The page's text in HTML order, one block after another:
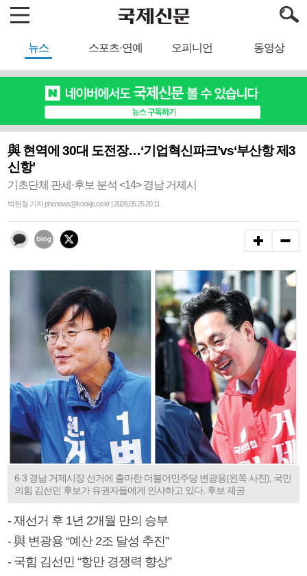
뉴스 스포츠·연예 오피니언 동영상
與 현역에 30대 도전장…‘기업혁신파크’vs‘부산항 제3
신항’
기초단체 판세·후보 분석 <14> 경남 거제시
박현철 기자 phcnews@kookje.co.kr | 2026.05.25 20:11
6·3 경남 거제시장 선거에 출마한 더불어민주당 변광용(왼쪽 사진), 국민
의힘 김선민 후보가 유권자들에게 인사하고 있다. 후보 제공
- 재선거 후 1년 2개월 만의 승부
- 與 변광용 “예산 2조 달성 추진”
- 국힘 김선민 “항만 경쟁력 향상”